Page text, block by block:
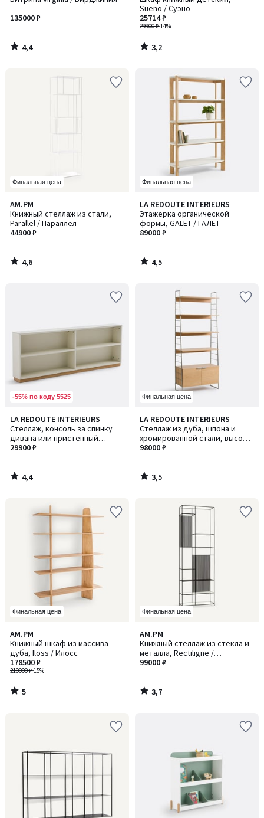
135000 ₽
4,4
/
Sueno / Суэно
29900 ₽-14%
25714 ₽
3,2
/
Финальная цена
AM.PM
Книжный стеллаж из стали,
Parallel / Параллел
44900 ₽
4,6
/ 5
4,6
/
Финальная цена
LA REDOUTE INTERIEURS
Этажерка органической
формы, GALET / ГАЛЕТ
89000 ₽
4,5
/ 5
4,5
/
-55% по коду 5525
LA REDOUTE INTERIEURS
Стеллаж, консоль за спинку
дивана или пристенный
столик, SULTAU / СЮЛТАУ
29900 ₽
4,4
/ 5
4,4
/
Финальная цена
LA REDOUTE INTERIEURS
Стеллаж из дуба, шпона и
хромированной стали, высота
190 см, WATFORD / ВОТФОРД
98000 ₽
3,5
/ 5
3,5
/
Финальная цена
AM.PM
Книжный шкаф из массива
дуба, Iloss / Илосс
210000 ₽-15%
178500 ₽
5
/
5
5
/
Финальная цена
AM.PM
Книжный стеллаж из стекла и
металла, Rectiligne /
Ректилинь
99000 ₽
3,7
/ 5
3,7
/